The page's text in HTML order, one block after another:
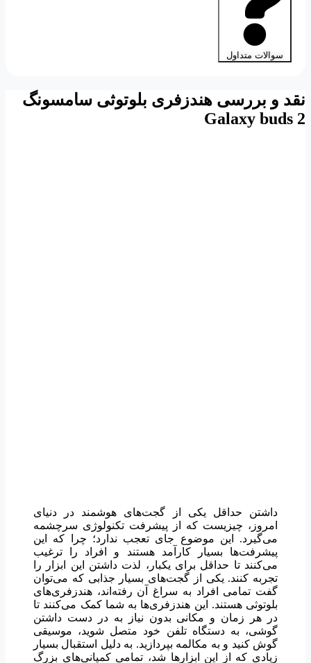
سوالات متداول
نقد و بررسی هندزفری بلوتوثی سامسونگ
Galaxy buds 2
داشتن حداقل یکی از گجت‌های هوشمند در دنیای
امروز، چیزیست که از پیشرفت تکنولوژی سرچشمه
می‌گیرد. این موضوع جای تعجب ندارد؛ چرا که این
پیشرفت‌ها بسیار کارآمد هستند و افراد را ترغیب
می‌کنند تا حداقل برای یکبار، لذت داشتن این ابزار را
تجربه کنند. یکی از گجت‌های بسیار جذابی که می‌توان
گفت تمامی افراد به سراغ آن رفته‌اند، هندزفری‌های
بلوتوثی هستند. این هندزفری‌ها به شما کمک می‌کنند تا
در هر زمان و مکانی بدون نیاز به در دست داشتن
گوشی، به دستگاه تلفن خود متصل شوید، موسیقی
گوش کنید و به مکالمه بپردازید. به دلیل استقبال بسیار
زیادی که از این ابزارها شد، تمامی کمپانی‌های بزرگ